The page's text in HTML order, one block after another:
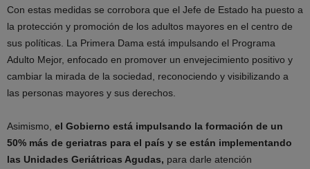
Con estas medidas se corrobora que el Jefe de Estado ha puesto a
la protección y promoción de los adultos mayores en el centro de
sus políticas. La Primera Dama está impulsando el Programa
Adulto Mejor, enfocado en promover un envejecimiento positivo y
cambiar la mirada de la sociedad, reconociendo y visibilizando a
las personas mayores y sus derechos.
Asimismo, el Gobierno está impulsando la formación de un
50% más de geriatras para el país y se están implementando
las Unidades Geriátricas Agudas, para darle atención